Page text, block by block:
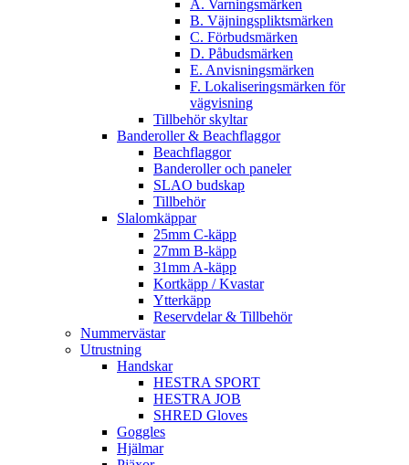
A. Varningsmärken
B. Väjningspliktsmärken
C. Förbudsmärken
D. Påbudsmärken
E. Anvisningsmärken
F. Lokaliseringsmärken för
vägvisning
Tillbehör skyltar
Banderoller & Beachflaggor
Beachflaggor
Banderoller och paneler
SLAO budskap
Tillbehör
Slalomkäppar
25mm C-käpp
27mm B-käpp
31mm A-käpp
Kortkäpp / Kvastar
Ytterkäpp
Reservdelar & Tillbehör
Nummervästar
Utrustning
Handskar
HESTRA SPORT
HESTRA JOB
SHRED Gloves
Goggles
Hjälmar